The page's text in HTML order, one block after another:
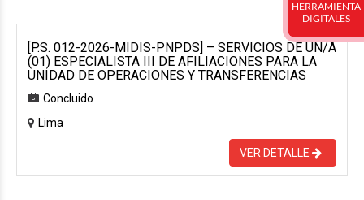
[P.S. 012-2026-MIDIS-PNPDS] – SERVICIOS DE UN/A
(01) ESPECIALISTA III DE AFILIACIONES PARA LA
UNIDAD DE OPERACIONES Y TRANSFERENCIAS
Concluido
Lima
VER DETALLE
HERRAMIENTA
DIGITALES